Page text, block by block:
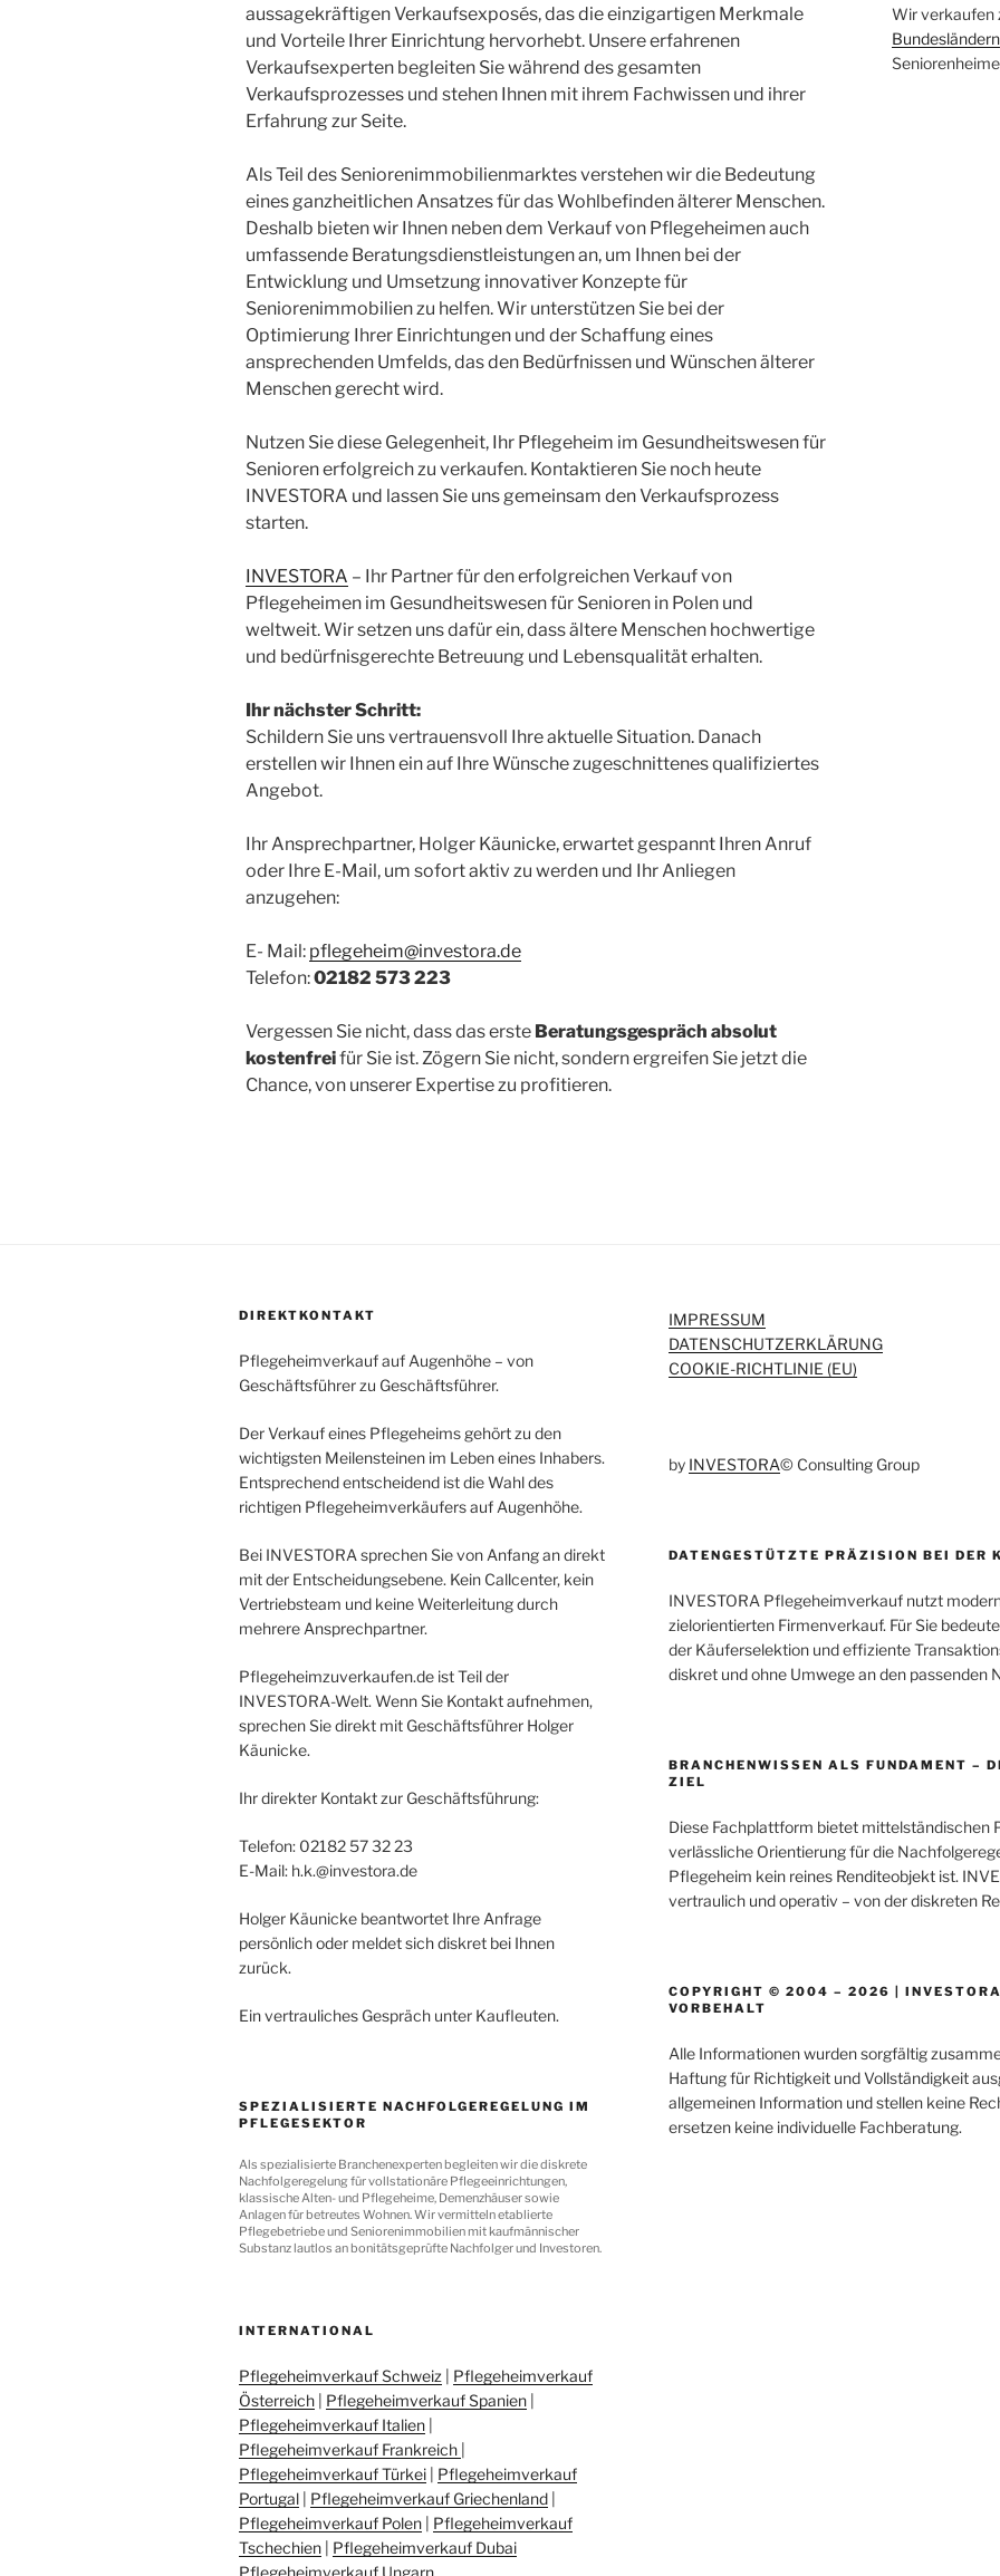
aussagekräftigen Verkaufsexposés, das die einzigartigen Merkmale
und Vorteile Ihrer Einrichtung hervorhebt. Unsere erfahrenen
Verkaufsexperten begleiten Sie während des gesamten
Verkaufsprozesses und stehen Ihnen mit ihrem Fachwissen und ihrer
Erfahrung zur Seite.
Als Teil des Seniorenimmobilienmarktes verstehen wir die Bedeutung
eines ganzheitlichen Ansatzes für das Wohlbefinden älterer Menschen.
Deshalb bieten wir Ihnen neben dem Verkauf von Pflegeheimen auch
umfassende Beratungsdienstleistungen an, um Ihnen bei der
Entwicklung und Umsetzung innovativer Konzepte für
Seniorenimmobilien zu helfen. Wir unterstützen Sie bei der
Optimierung Ihrer Einrichtungen und der Schaffung eines
ansprechenden Umfelds, das den Bedürfnissen und Wünschen älterer
Menschen gerecht wird.
Nutzen Sie diese Gelegenheit, Ihr Pflegeheim im Gesundheitswesen für
Senioren erfolgreich zu verkaufen. Kontaktieren Sie noch heute
INVESTORA und lassen Sie uns gemeinsam den Verkaufsprozess
starten.
INVESTORA – Ihr Partner für den erfolgreichen Verkauf von
Pflegeheimen im Gesundheitswesen für Senioren in Polen und
weltweit. Wir setzen uns dafür ein, dass ältere Menschen hochwertige
und bedürfnisgerechte Betreuung und Lebensqualität erhalten.
Ihr nächster Schritt:
Schildern Sie uns vertrauensvoll Ihre aktuelle Situation. Danach
erstellen wir Ihnen ein auf Ihre Wünsche zugeschnittenes qualifiziertes
Angebot.
Ihr Ansprechpartner, Holger Käunicke, erwartet gespannt Ihren Anruf
oder Ihre E-Mail, um sofort aktiv zu werden und Ihr Anliegen
anzugehen:
E- Mail: pflegeheim@investora.de
Telefon:02182 573 223
Vergessen Sie nicht, dass das erste Beratungsgespräch absolut
kostenfreifür Sie ist. Zögern Sie nicht, sondern ergreifen Sie jetzt die
Chance, von unserer Expertise zu profitieren.
Wir verkaufen
Bundesländern
DIREKTKONTAKT
Pflegeheimverkauf auf Augenhöhe – von
Geschäftsführer zu Geschäftsführer.
Der Verkauf eines Pflegeheims gehört zu den
wichtigsten Meilensteinen im Leben eines Inhabers.
Entsprechend entscheidend ist die Wahl des
richtigen Pflegeheimverkäufers auf Augenhöhe.
Bei INVESTORA sprechen Sie von Anfang an direkt
mit der Entscheidungsebene. Kein Callcenter, kein
Vertriebsteam und keine Weiterleitung durch
mehrere Ansprechpartner.
Pflegeheimzuverkaufen.de ist Teil der
INVESTORA-Welt. Wenn Sie Kontakt aufnehmen,
sprechen Sie direkt mit Geschäftsführer Holger
Käunicke.
Ihr direkter Kontakt zur Geschäftsführung:
Telefon: 02182 57 32 23
E-Mail: h.k.@investora.de
Holger Käunicke beantwortet Ihre Anfrage
persönlich oder meldet sich diskret bei Ihnen
zurück.
Ein vertrauliches Gespräch unter Kaufleuten.
SPEZIALISIERTE NACHFOLGEREGELUNG IM
PFLEGESEKTOR
Als spezialisierte Branchenexperten begleiten wir die diskrete
Nachfolgeregelung für vollstationäre Pflegeeinrichtungen,
klassische Alten- und Pflegeheime, Demenzhäuser sowie
Anlagen für betreutes Wohnen. Wir vermitteln etablierte
Pflegebetriebe und Seniorenimmobilien mit kaufmännischer
Substanz lautlos an bonitätsgeprüfte Nachfolger und Investoren.
INTERNATIONAL
Pflegeheimverkauf Schweiz
Pflegeheimverkauf
Österreich
Pflegeheimverkauf Spanien
Pflegeheimverkauf Italien
Pflegeheimverkauf Frankreich
Pflegeheimverkauf Türkei
Pflegeheimverkauf
Portugal
Pflegeheimverkauf Griechenland
Pflegeheimverkauf Polen
Pflegeheimverkauf
Tschechien
Pflegeheimverkauf Dubai
Pflegeheimverkauf Ungarn
IMPRESSUM
DATENSCHUTZERKLÄRUNG
COOKIE-RICHTLINIE (EU)
by INVESTORA© Consulting Group
DATENGESTÜTZTE PRÄZISION BEI DER
INVESTORA Pflegeheimverkauf nutzt
zielorientierten Firmenverkauf. Für Sie
der Käuferselektion und effiziente
diskret und ohne Umwege an den passenden
BRANCHENWISSEN ALS FUNDAMENT –
ZIEL
Diese Fachplattform bietet mittelständischen
verlässliche Orientierung für die
Pflegeheim kein reines Renditeobjekt ist.
vertraulich und operativ – von der diskreten
COPYRIGHT © 2004 – 2026 |
VORBEHALT
Alle Informationen wurden sorgfältig
Haftung für Richtigkeit und Vollständigkeit
allgemeinen Information und stellen keine
ersetzen keine individuelle Fachberatung.